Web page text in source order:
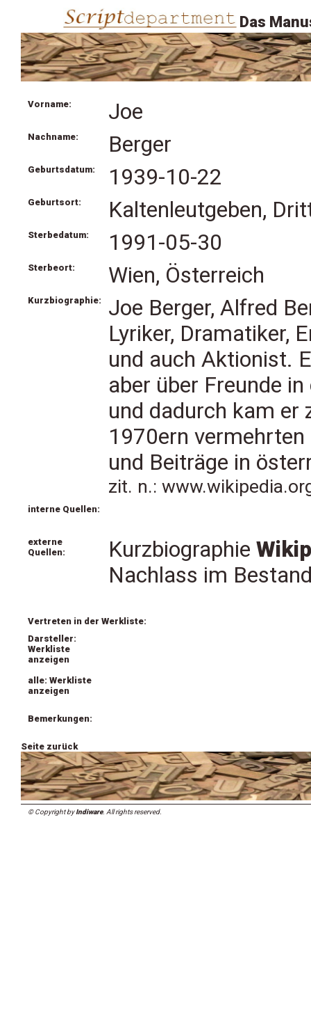
Das
Vorname: Joe
Nachname: Berger
Geburtsdatum: 1939-10-22
Geburtsort: Kaltenleutgeben,
Sterbedatum: 1991-05-30
Sterbeort: Wien, Österreich
Kurzbiographie:
Joe Berger, Alfred
Lyriker, Dramatiker,
und auch Aktionist.
aber über Freunde
und dadurch kam er
1970ern
und Beiträge in
zit. n.:
interne Quellen:
externe
Quellen:
Kurzbiographie
Nachlass im
Vertreten in der Werkliste:
Darsteller:
Werkliste
anzeigen
alle: Werkliste
anzeigen
Bemerkungen:
Seite zurück
© Copyright byIndiware. All rights reserved.